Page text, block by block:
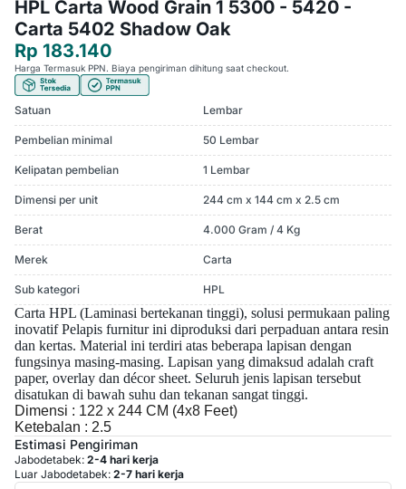
HPL Carta Wood Grain 1 5300 - 5420 -
Carta 5402 Shadow Oak
Rp 183.140
Harga Termasuk PPN. Biaya pengiriman dihitung saat checkout.
Satuan Lembar
Pembelian minimal 50 Lembar
Kelipatan pembelian 1 Lembar
Dimensi per unit 244 cm x 144 cm x 2.5 cm
Berat 4.000 Gram / 4 Kg
Merek Carta
Sub kategori HPL
Carta HPL (Laminasi bertekanan tinggi), solusi permukaan paling
inovatif Pelapis furnitur ini diproduksi dari perpaduan antara resin
dan kertas. Material ini terdiri atas beberapa lapisan dengan
fungsinya masing-masing. Lapisan yang dimaksud adalah craft
paper, overlay dan décor sheet. Seluruh jenis lapisan tersebut
disatukan di bawah suhu dan tekanan sangat tinggi.
Dimensi : 122 x 244 CM (4x8 Feet)
Ketebalan : 2.5
Estimasi Pengiriman
Jabodetabek: 2-4 hari kerja
Luar Jabodetabek: 2-7 hari kerja